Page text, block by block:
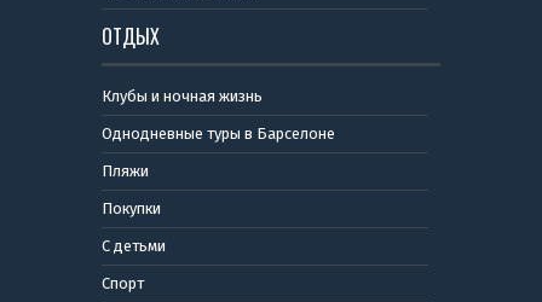
ОТДЫХ
Клубы и ночная жизнь
Однодневные туры в Барселоне
Пляжи
Покупки
С детьми
Спорт